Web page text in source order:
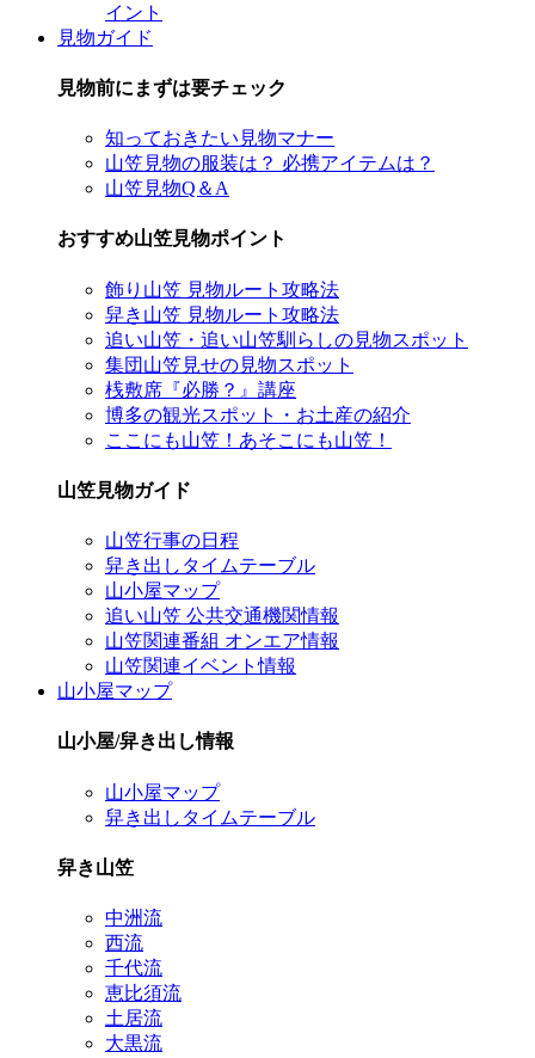
イント
見物ガイド
見物前にまずは要チェック
知っておきたい見物マナー
山笠見物の服装は？ 必携アイテムは？
山笠見物Q＆A
おすすめ山笠見物ポイント
飾り山笠 見物ルート攻略法
舁き山笠 見物ルート攻略法
追い山笠・追い山笠馴らしの見物スポット
集団山笠見せの見物スポット
桟敷席『必勝？』講座
博多の観光スポット・お土産の紹介
ここにも山笠！あそこにも山笠！
山笠見物ガイド
山笠行事の日程
舁き出しタイムテーブル
山小屋マップ
追い山笠 公共交通機関情報
山笠関連番組 オンエア情報
山笠関連イベント情報
山小屋マップ
山小屋/舁き出し情報
山小屋マップ
舁き出しタイムテーブル
舁き山笠
中洲流
西流
千代流
恵比須流
土居流
大黒流